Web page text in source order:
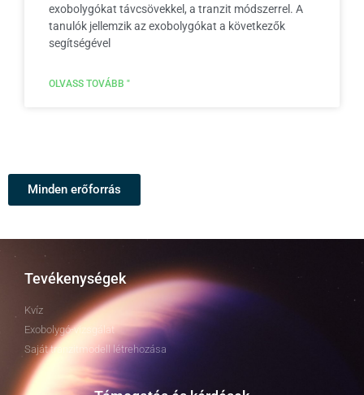
exobolygókat távcsövekkel, a tranzit módszerrel. A
tanulók jellemzik az exobolygókat a következők
segítségével
OLVASS TOVÁBB "
Minden erőforrás
Tevékenységek
Kvíz
Exobolygó-vizsgálat
Saját tranzitmodell létrehozása